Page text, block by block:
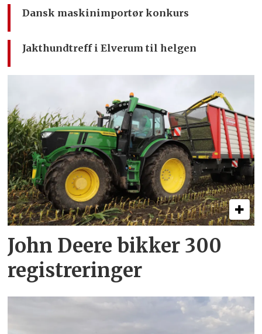
Dansk maskinimportør konkurs
Jakthundtreff i Elverum til helgen
John Deere bikker 300
registreringer